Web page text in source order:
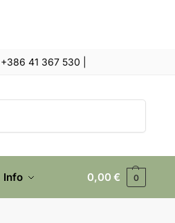
+386 41 367 530
Info 0,00€ 0